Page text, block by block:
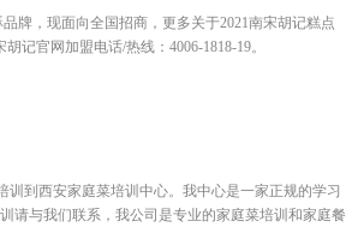
牌，现面向全国招商，更多关于2021南宋胡记糕点
记官网加盟电话/热线：4006-1818-19。
到西安家庭菜培训中心。我中心是一家正规的学习
请与我们联系，我公司是专业的家庭菜培训和家庭餐